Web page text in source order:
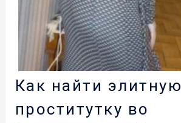
Как найти элитную
проститутку во